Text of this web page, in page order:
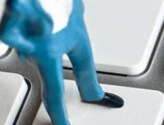
پلاگین های ارسال پیامک